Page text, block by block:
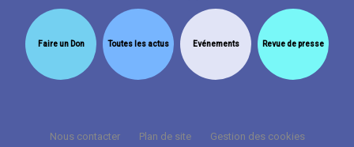
Faire un Don Toutes les actus Evénements Revue de presse
Nous contacter Plan de site Gestion des cookies